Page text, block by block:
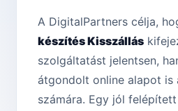
A DigitalPartners célja,
készítés Kisszállás
szolgáltatást jelentsen,
átgondolt online alapot is
számára. Egy jól